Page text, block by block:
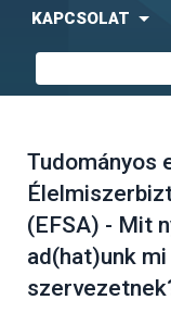
KAPCSOLAT
Tudományos
(EFSA) - Mit
ad(hat)unk